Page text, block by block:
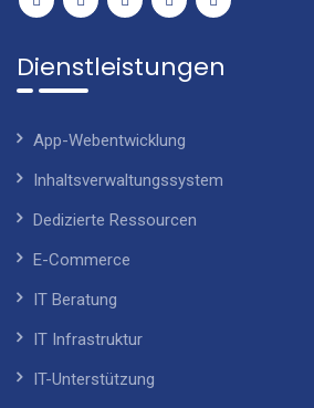
Dienstleistungen
App-Webentwicklung
Inhaltsverwaltungssystem
Dedizierte Ressourcen
E-Commerce
IT Beratung
IT Infrastruktur
IT-Unterstützung